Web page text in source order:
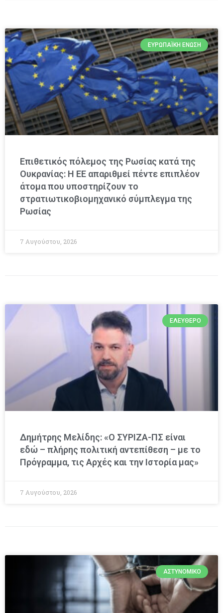
ΕΥΡΩΠΑΪΚΉ ΈΝΩΣΗ
Επιθετικός πόλεμος της Ρωσίας κατά της
Ουκρανίας: Η ΕΕ απαριθμεί πέντε επιπλέον
άτομα που υποστηρίζουν το
στρατιωτικοβιομηχανικό σύμπλεγμα της
Ρωσίας
7 Αυγούστου, 2026
ΕΛΕΎΘΕΡΟ
Δημήτρης Μελίδης: «Ο ΣΥΡΙΖΑ-ΠΣ είναι
εδώ – πλήρης πολιτική αντεπίθεση – με το
Πρόγραμμα, τις Αρχές και την Ιστορία μας»
7 Αυγούστου, 2026
ΑΣΤΥΝΟΜΙΚΌ